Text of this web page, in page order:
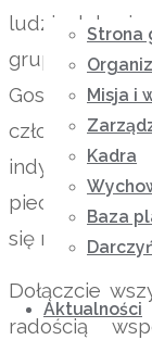
Strona
Misja i
Kadra
Baza
Aktualności
ludzi dobrej
grupy
Gospodyń
członków
indywidualne
pieczenia
się nimi z
Dołączcie
radością